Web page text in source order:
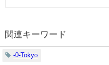
関連キーワード
-0-Tokyo